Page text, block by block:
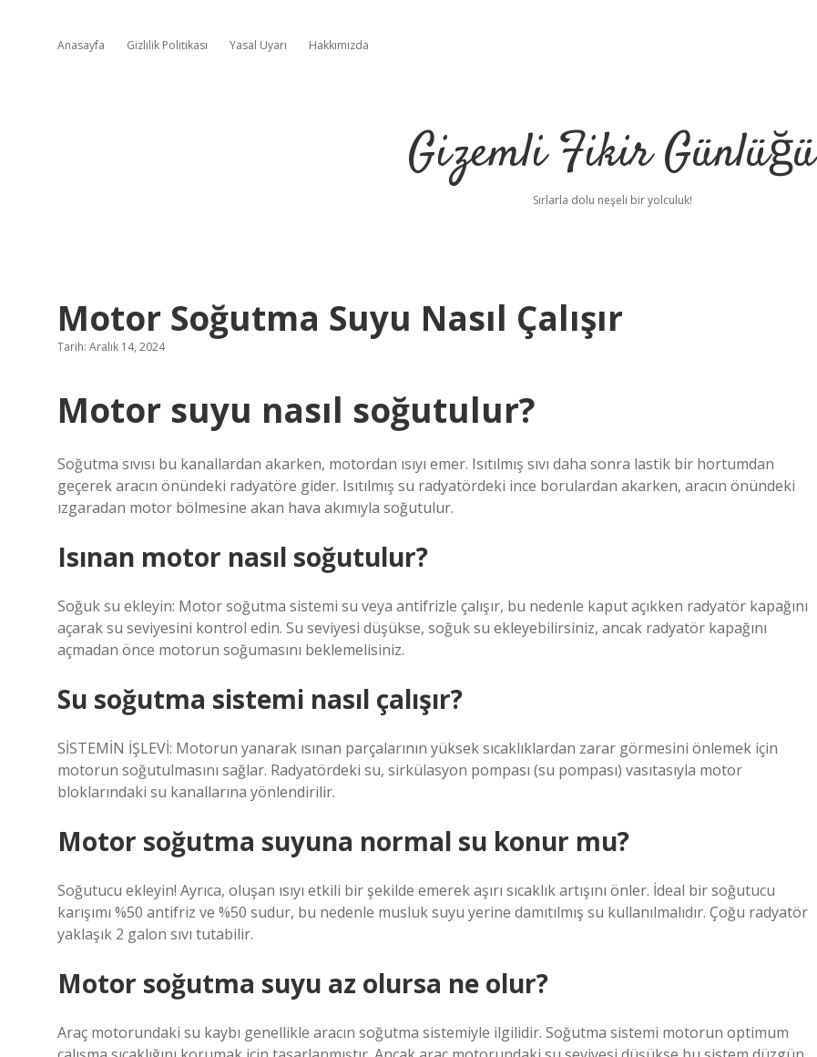
Anasayfa Gizlilik Politikası Yasal Uyarı Hakkımızda
Gizemli Fikir Günlüğü
Sırlarla dolu neşeli bir yolculuk!
Motor Soğutma Suyu Nasıl Çalışır
Tarih: Aralık 14, 2024
Motor suyu nasıl soğutulur?
Soğutma sıvısı bu kanallardan akarken, motordan ısıyı emer. Isıtılmış sıvı daha sonra lastik bir hortumdan
geçerek aracın önündeki radyatöre gider. Isıtılmış su radyatördeki ince borulardan akarken, aracın önündeki
ızgaradan motor bölmesine akan hava akımıyla soğutulur.
Isınan motor nasıl soğutulur?
Soğuk su ekleyin: Motor soğutma sistemi su veya antifrizle çalışır, bu nedenle kaput açıkken radyatör kapağını
açarak su seviyesini kontrol edin. Su seviyesi düşükse, soğuk su ekleyebilirsiniz, ancak radyatör kapağını
açmadan önce motorun soğumasını beklemelisiniz.
Su soğutma sistemi nasıl çalışır?
SİSTEMİN İŞLEVİ: Motorun yanarak ısınan parçalarının yüksek sıcaklıklardan zarar görmesini önlemek için
motorun soğutulmasını sağlar. Radyatördeki su, sirkülasyon pompası (su pompası) vasıtasıyla motor
bloklarındaki su kanallarına yönlendirilir.
Motor soğutma suyuna normal su konur mu?
Soğutucu ekleyin! Ayrıca, oluşan ısıyı etkili bir şekilde emerek aşırı sıcaklık artışını önler. İdeal bir soğutucu
karışımı %50 antifriz ve %50 sudur, bu nedenle musluk suyu yerine damıtılmış su kullanılmalıdır. Çoğu radyatör
yaklaşık 2 galon sıvı tutabilir.
Motor soğutma suyu az olursa ne olur?
Araç motorundaki su kaybı genellikle aracın soğutma sistemiyle ilgilidir. Soğutma sistemi motorun optimum